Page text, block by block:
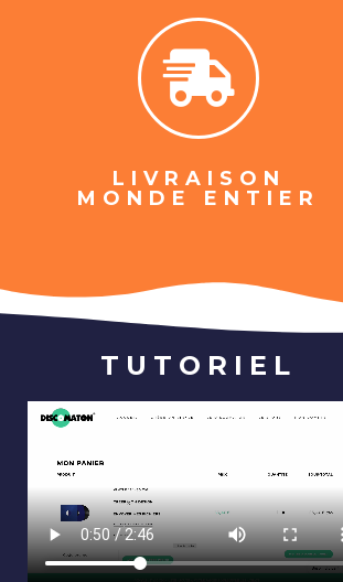
LIVRAISON
MONDE ENTIER
TUTORIEL